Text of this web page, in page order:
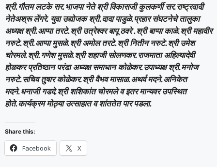
श्री.गौतम लटके सर.भाजपा नेते श्री विकासजी कुलकर्णी सर.राष्ट्रवादी
नेतेअश्रू लेंगरे. युवा उद्योजक श्री.दादा पाडुळे.प्रहार संघटनेचे तालुका
अध्यक्ष श्री.आप्पा तरटे.श्री उत्रेश्वर बापू ठवरे .श्री बाप्पा काळे.श्री महावीर
नरुटे.श्री.आप्पा मुसळे.श्री अमोल तरटे.श्री नितीन नरुटे.श्री उमेश
चोरमले.श्री.गणेश मुसळे.श्री शहाजी सोलणकर.राजमाता अहिल्यादेवी
होळकर प्रतिष्ठान परंडा अध्यक्ष समाधान कोळेकर.उपाध्यक्ष श्री.मनोज
नरुटे.सचिव तुषार कोळेकर.श्री वैभव मासाळ.अथर्व मदने.अनिकेत
मदने.धनाजी गडदे.श्री शशिकांत चोरमले व इतर मान्यवर उपस्थित
होते.कार्यक्रम मोठ्या उत्साहात व शांततेत पार पडला.
Share this:
Facebook X